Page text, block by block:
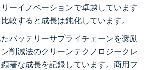
ーイノベーションで卓越しています
較すると成長は鈍化しています。
バッテリーサプライチェーンを奨励
削減法のクリーンテクノロジークレ
著な成長を記録しています。商用フ